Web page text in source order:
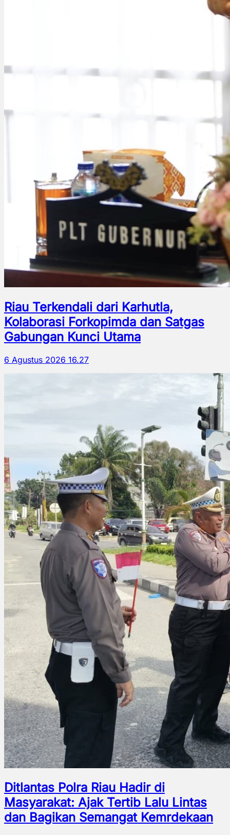
Riau Terkendali dari Karhutla,
Kolaborasi Forkopimda dan Satgas
Gabungan Kunci Utama
6 Agustus 2026 16.27
Ditlantas Polra Riau Hadir di
Masyarakat: Ajak Tertib Lalu Lintas
dan Bagikan Semangat Kemrdekaan